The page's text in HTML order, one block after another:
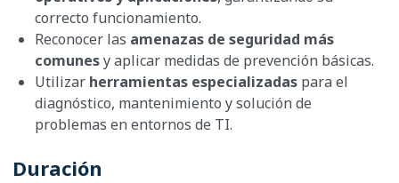
correcto funcionamiento.
Reconocer las amenazas de seguridad más
comunesy aplicar medidas de prevención básicas.
Utilizar herramientas especializadas para el
diagnóstico, mantenimiento y solución de
problemas en entornos de TI.
Duración